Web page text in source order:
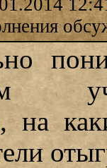
на